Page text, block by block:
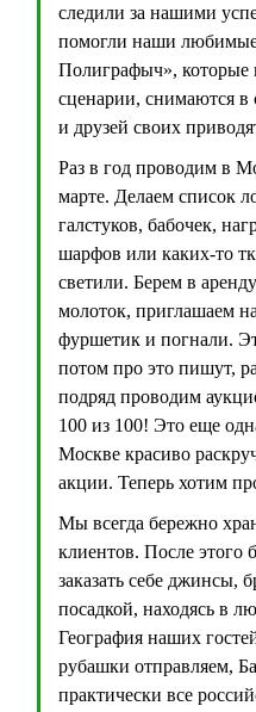
следили за нашими
помогли наши
Полиграфыч», которые
сценарии, снимаются в
и друзей своих
Раз в год проводим в
марте. Делаем список
галстуков, бабочек,
шарфов или каких-то
светили. Берем в
молоток, приглашаем
фуршетик и погнали.
потом про это пишут,
подряд проводим
100 из 100! Это еще
Москве красиво
акции. Теперь хотим
Мы всегда бережно
клиентов. После этого
заказать себе
посадкой, находясь в
География наших
рубашки отправляем,
практически все